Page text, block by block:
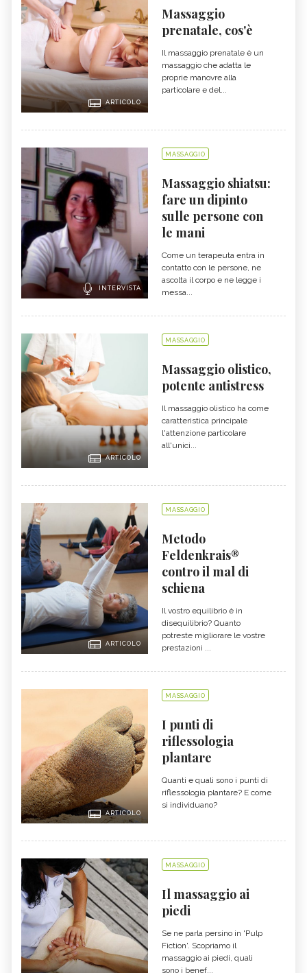
ARTICOLO
Massaggio
prenatale, cos'è
Il massaggio prenatale è un
massaggio che adatta le
proprie manovre alla
particolare e del...
INTERVISTA
MASSAGGIO
Massaggio shiatsu:
fare un dipinto
sulle persone con
le mani
Come un terapeuta entra in
contatto con le persone, ne
ascolta il corpo e ne legge i
messa...
ARTICOLO
MASSAGGIO
Massaggio olistico,
potente antistress
Il massaggio olistico ha come
caratteristica principale
l'attenzione particolare
all'unici...
ARTICOLO
MASSAGGIO
Metodo
Feldenkrais®
contro il mal di
schiena
Il vostro equilibrio è in
disequilibrio? Quanto
potreste migliorare le vostre
prestazioni ...
ARTICOLO
MASSAGGIO
I punti di
riflessologia
plantare
Quanti e quali sono i punti di
riflessologia plantare? E come
si individuano?
MASSAGGIO
Il massaggio ai
piedi
Se ne parla persino in 'Pulp
Fiction'. Scopriamo il
massaggio ai piedi, quali
sono i benef...